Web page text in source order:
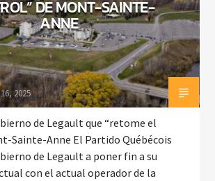
DE MONT-SAINTE-
ANNE
2025
de Legault que “retome el
Sainte-Anne El Partido Québécois
de Legault a poner fin a su
con el actual operador de la